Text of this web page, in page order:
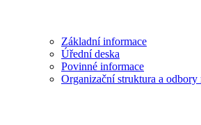
Základní informace
Úřední deska
Povinné informace
Organizační struktura a odbory